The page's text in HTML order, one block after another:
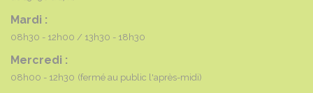
Mardi :
08h30 - 12h00 13h30 - 18h30
Mercredi :
08h00 - 12h30 (fermé au public l'après-midi)